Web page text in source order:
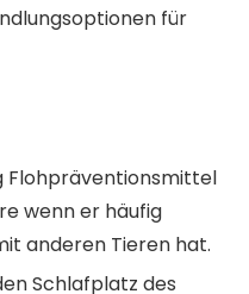
für
Flohpräventionsmittel
wenn er häufig
anderen Tieren hat.
Schlafplatz des